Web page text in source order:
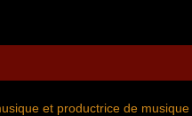
et productrice de musique